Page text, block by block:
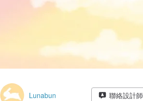
Lunabun 聯絡設計師